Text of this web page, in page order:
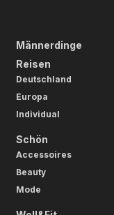
Männerdinge
Reisen
Deutschland
Europa
Individual
Schön
Accessoires
Beauty
Mode